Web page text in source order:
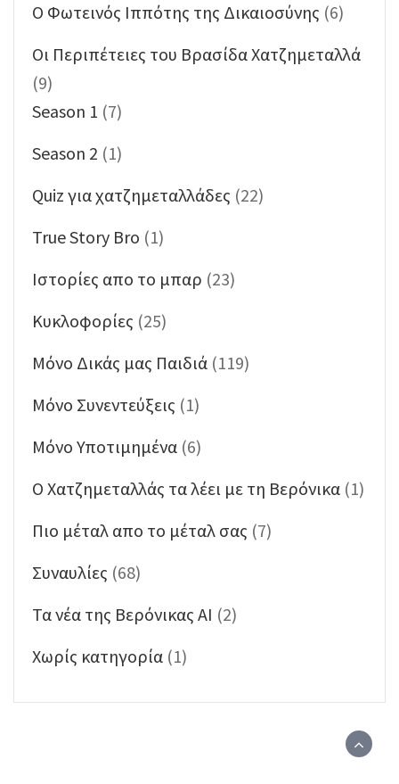
O Φωτεινός Ιππότης της Δικαιοσύνης (6)
Oι Περιπέτειες του Βρασίδα Χατζημεταλλά
(9)
Season 1 (7)
Season 2 (1)
Quiz για χατζημεταλλάδες (22)
True Story Bro (1)
Ιστορίες απο το μπαρ (23)
Κυκλοφορίες (25)
Μόνο Δικάς μας Παιδιά (119)
Μόνο Συνεντεύξεις (1)
Μόνο Υποτιμημένα (6)
Ο Χατζημεταλλάς τα λέει με τη Βερόνικα (1)
Πιο μέταλ απο το μέταλ σας (7)
Συναυλίες (68)
Τα νέα της Βερόνικας ΑΙ (2)
Χωρίς κατηγορία (1)